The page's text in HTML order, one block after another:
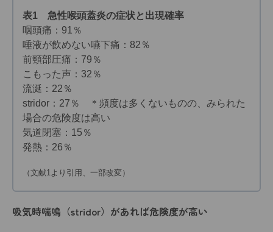
表1 急性喉頭蓋炎の症状と出現確率
咽頭痛：91％
唾液が飲めない嚥下痛：82％
前頸部圧痛：79％
こもった声：32％
流涎：22％
stridor：27％ ＊頻度は多くないものの、みられた
場合の危険度は高い
気道閉塞：15％
発熱：26％
（文献1より引用、一部改変）
吸気時喘鳴（stridor）があれば危険度が高い